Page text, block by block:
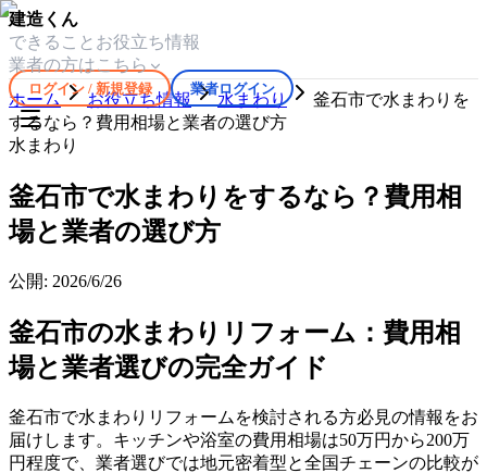
建造くん
できること お役立ち情報
業者の方はこちら
ログイン / 新規登録 業者ログイン
ホーム お役立ち情報 水まわり
釜石市で水まわりを
するなら？費用相場と業者の選び方
水まわり
釜石市で水まわりをするなら？費用相
場と業者の選び方
公開: 2026/6/26
釜石市の水まわりリフォーム：費用相
場と業者選びの完全ガイド
釜石市で水まわりリフォームを検討される方必見の情報をお
届けします。キッチンや浴室の費用相場は50万円から200万
円程度で、業者選びでは地元密着型と全国チェーンの比較が